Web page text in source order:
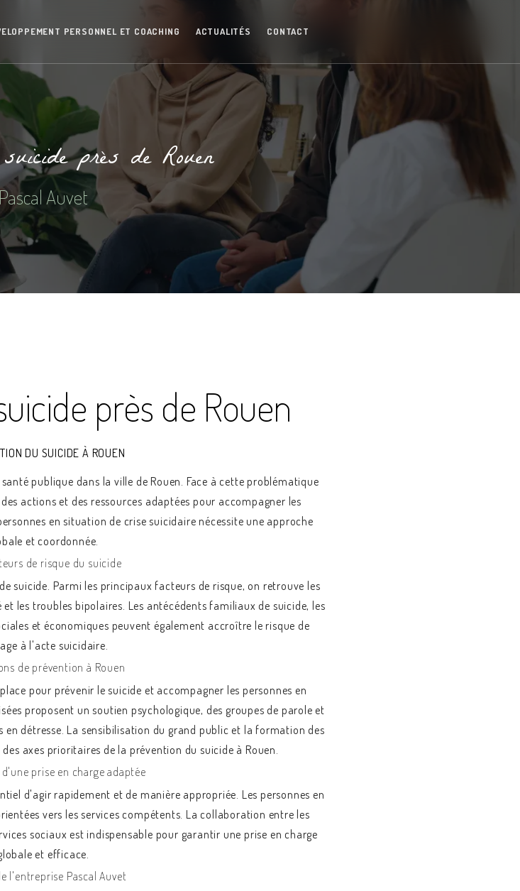
PERSONNEL ET COACHING ACTUALITÉS CONTACT
près de Rouen
Auvet
près de Rouen
DU SUICIDE À ROUEN
publique dans la ville de Rouen. Face à cette problématique
actions et des ressources adaptées pour accompagner les
en situation de crise suicidaire nécessite une approche
et coordonnée.
de risque du suicide
suicide. Parmi les principaux facteurs de risque, on retrouve les
les troubles bipolaires. Les antécédents familiaux de suicide, les
et économiques peuvent également accroître le risque de
à l'acte suicidaire.
de prévention à Rouen
pour prévenir le suicide et accompagner les personnes en
proposent un soutien psychologique, des groupes de parole et
détresse. La sensibilisation du grand public et la formation des
axes prioritaires de la prévention du suicide à Rouen.
prise en charge adaptée
d'agir rapidement et de manière appropriée. Les personnes en
vers les services compétents. La collaboration entre les
sociaux est indispensable pour garantir une prise en charge
et efficace.
l'entreprise Pascal Auvet